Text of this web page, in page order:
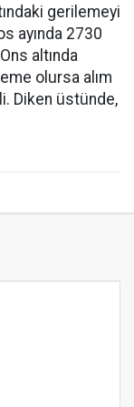
gerilemeyi
ayında 2730
altında
olursa alım
Diken üstünde,